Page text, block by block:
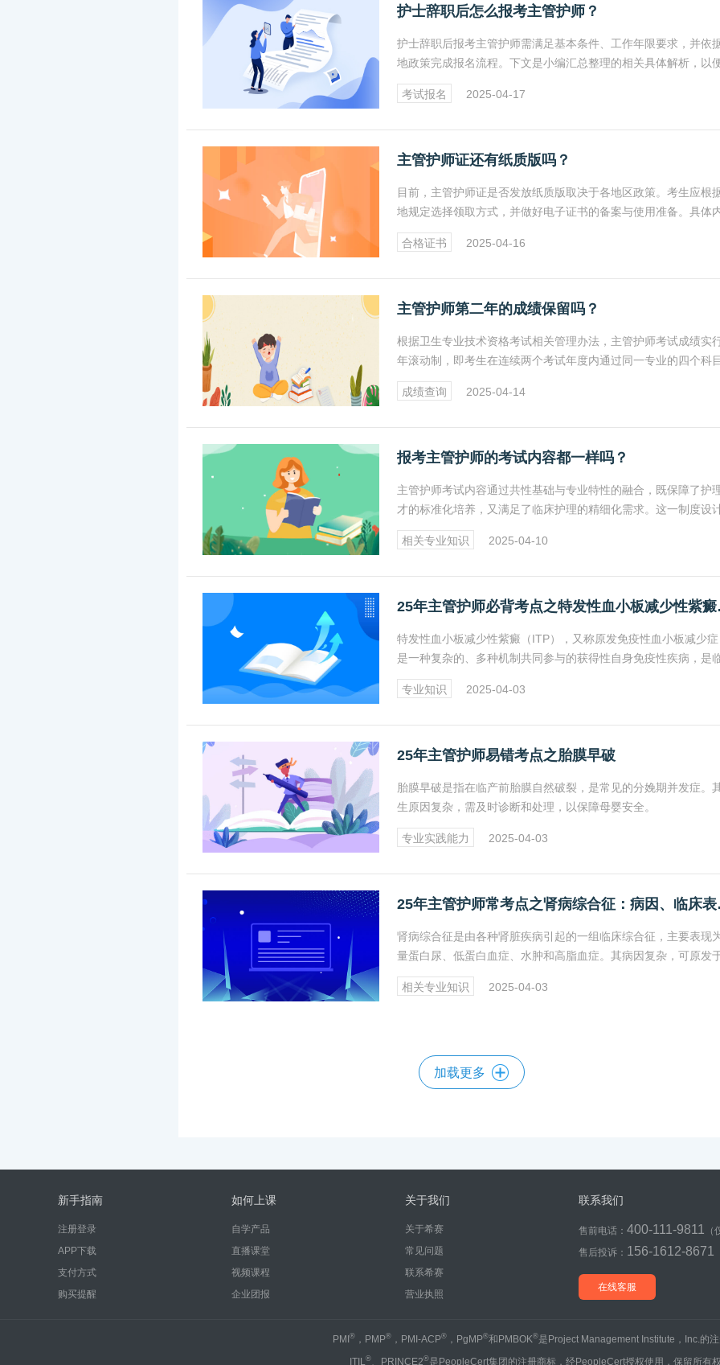
护士辞职后怎么报考主管护师？
护士辞职后报考主管护师需满足基本条件、工作年限要求，并依
地政策完成报名流程。下文是小编汇总整理的相关具体解析，以便
解。
考试报名
2025-04-17
主管护师证还有纸质版吗？
目前，主管护师证是否发放纸质版取决于各地区政策。考生应根
地规定选择领取方式，并做好电子证书的备案与使用准备。具体内
见下文。
合格证书
2025-04-16
主管护师第二年的成绩保留吗？
根据卫生专业技术资格考试相关管理办法，主管护师考试成绩实
年滚动制，即考生在连续两个考试年度内通过同一专业的四个科目
试，即可取得资格证书。这一政策明确了成绩的有效期和滚动规则
为考生提供了明确的备考指导。
成绩查询 2025-04-14
报考主管护师的考试内容都一样吗？
主管护师考试内容通过共性基础与专业特性的融合，既保障了护
才的标准化培养，又满足了临床护理的精细化需求。这一制度设计
护理专业人员的职业发展提供了清晰的路径，也为我国护理事业的
质量发展奠定了人才基础。
相关专业知识 2025-04-10
25年
特发性血小板减少性紫癜（ITP），又称原发免疫性血小板减少症
是一种复杂的、多种机制共同参与的获得性自身免疫性疾病，是临
最常见的血小板减少性疾病。其病因尚未明确，主要与自身免疫功
紊乱有关。
专业知识 2025-04-03
25年主管护师易错考点之胎膜早破
胎膜早破是指在临产前胎膜自然破裂，是常见的分娩期并发症。
生原因复杂，需及时诊断和处理，以保障母婴安全。
专业实践能力 2025-04-03
25年
肾病综合征是由各种肾脏疾病引起的一组临床综合征，主要表现
量蛋白尿、低蛋白血症、水肿和高脂血症。其病因复杂，可原发于
脏本身疾病，也可继发于其他疾病。
相关专业知识
2025-04-03
加载更多
新手指南
注册登录
APP下载
支付方式
购买提醒
如何上课
自学产品
直播课堂
视频课程
企业团报
关于我们
关于希赛
常见问题
联系希赛
营业执照
联系我们
售前电话： 400-111-9811
售后投诉： 156-1612-8671
在线客服
PMI®，PMP®，PMI-ACP®，PgMP®和PMBOK®是Project Management Institute，Inc.的
ITIL®、PRINCE2®是PeopleCert集团的注册商标，经PeopleCert授权使用，保留所有